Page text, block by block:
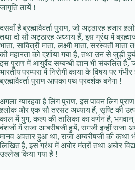
जागृति लायें !
दसवाँ है ब्रह्मावैवर्ता पुराण, जो अट्ठारह हजार
तथा दो सौ अट्ठारह अध्याय हैं, इस ग्रंथ में
भाता, सावित्री माता, लक्ष्मी माता, सरस्वती
की महानता को दर्शाया गया है, तथा उन से जुड़ी
इस पुराण में आयुर्वेद सम्बन्धी ज्ञान भी संकलित है,
भारतीय परम्परा में निरोगी काया के विषय पर
ब्रह्मावैवर्ता पुराण आपका पथ प्रदर्शक बनेगा !
अगला ग्यारहवा है लिंग पुराण, इस पावन लिंग
श्र्लोक और एक सौ तरसठ अध्याय हैं, सृष्टि की
काल में युग, कल्प की तालिका का वर्णन है,
वंशजों में राजा अम्बरीषजी हुयें, रामजी इन्हीं राजा
मानव अवतार हुआ था, राजा अम्बरीषजी की कथा
लिखित है, इस ग्रंथ में अघोर मंत्रों तथा अघोर
उल्लेख किया गया है !